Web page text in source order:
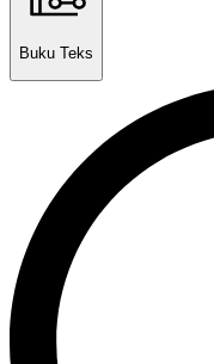
Buku Teks